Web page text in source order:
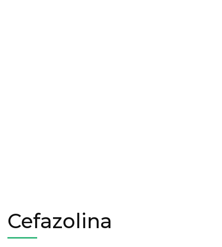
Cefazolina